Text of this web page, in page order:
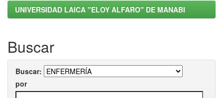
UNIVERSIDAD LAICA "ELOY ALFARO" DE MANABI
Buscar
Buscar:
por